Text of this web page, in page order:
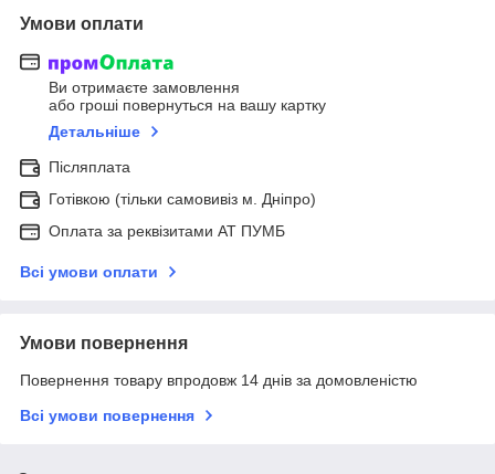
Умови оплати
Ви отримаєте замовлення
або гроші повернуться на вашу картку
Детальніше
Післяплата
Готівкою (тільки самовивіз м. Дніпро)
Оплата за реквізитами АТ ПУМБ
Всі умови оплати
Умови повернення
Повернення товару впродовж 14 днів за домовленістю
Всі умови повернення